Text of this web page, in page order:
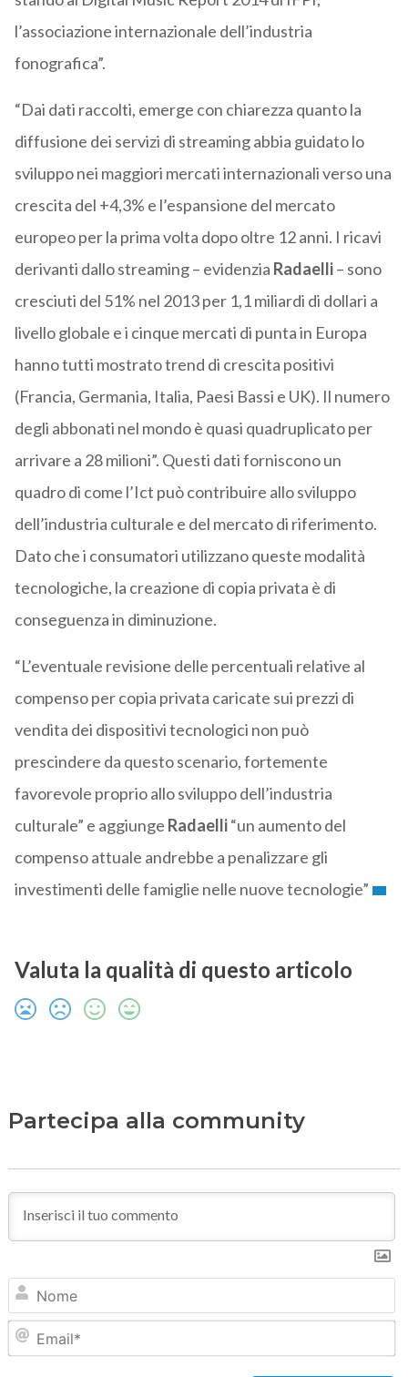
l’associazione internazionale dell’industria
fonografica”.
“Dai dati raccolti, emerge con chiarezza quanto la
diffusione dei servizi di streaming abbia guidato lo
sviluppo nei maggiori mercati internazionali verso una
crescita del +4,3% e l’espansione del mercato
europeo per la prima volta dopo oltre 12 anni. I ricavi
derivanti dallo streaming – evidenzia Radaelli– sono
cresciuti del 51% nel 2013 per 1,1 miliardi di dollari a
livello globale e i cinque mercati di punta in Europa
hanno tutti mostrato trend di crescita positivi
(Francia, Germania, Italia, Paesi Bassi e UK). Il numero
degli abbonati nel mondo è quasi quadruplicato per
arrivare a 28 milioni”. Questi dati forniscono un
quadro di come l’Ict può contribuire allo sviluppo
dell’industria culturale e del mercato di riferimento.
Dato che i consumatori utilizzano queste modalità
tecnologiche, la creazione di copia privata è di
conseguenza in diminuzione.
“L’eventuale revisione delle percentuali relative al
compenso per copia privata caricate sui prezzi di
vendita dei dispositivi tecnologici non può
prescindere da questo scenario, fortemente
favorevole proprio allo sviluppo dell’industria
culturale” e aggiunge Radaelli“un aumento del
compenso attuale andrebbe a penalizzare gli
investimenti delle famiglie nelle nuove tecnologie”
Valuta la qualità di questo articolo
Partecipa alla community